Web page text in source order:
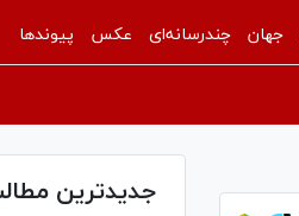
جهان چندرسانه‌ای عکس پیوندها
جدیدترین